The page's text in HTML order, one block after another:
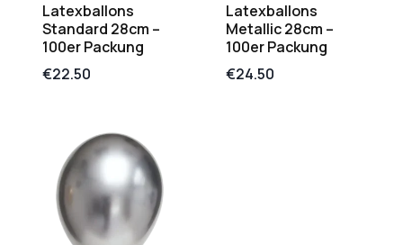
Latexballons
Standard 28cm –
100er Packung
€22.50
Latexballons
Metallic 28cm –
100er Packung
€24.50